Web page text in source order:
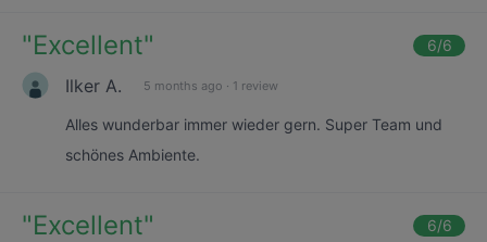
"Excellent" 6/6
Ilker A. 5 months ago · 1 review
Alles wunderbar immer wieder gern. Super Team und
schönes Ambiente.
"Excellent" 6/6